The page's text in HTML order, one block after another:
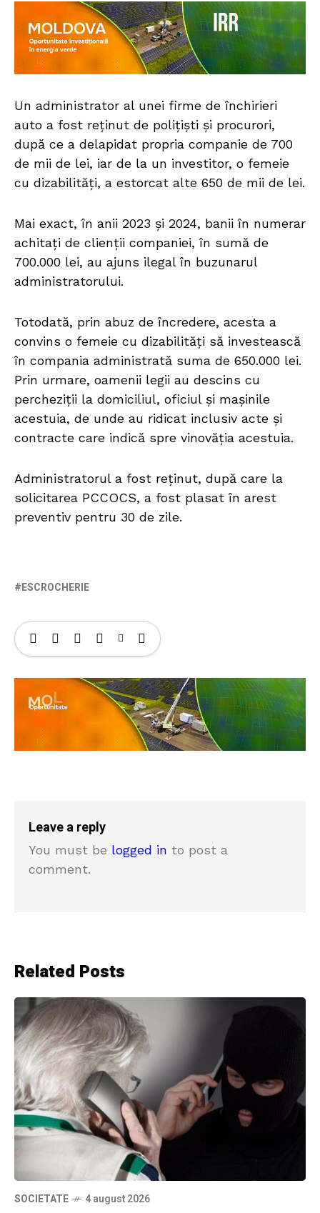
Un administrator al unei firme de închirieri
auto a fost reținut de polițiști și procurori,
după ce a delapidat propria companie de 700
de mii de lei, iar de la un investitor, o femeie
cu dizabilități, a estorcat alte 650 de mii de lei.
Mai exact, în anii 2023 și 2024, banii în numerar
achitați de clienții companiei, în sumă de
700.000 lei, au ajuns ilegal în buzunarul
administratorului.
Totodată, prin abuz de încredere, acesta a
convins o femeie cu dizabilități să investească
în compania administrată suma de 650.000 lei.
Prin urmare, oamenii legii au descins cu
percheziții la domiciliul, oficiul și mașinile
acestuia, de unde au ridicat inclusiv acte și
contracte care indică spre vinovăția acestuia.
Administratorul a fost reținut, după care la
solicitarea PCCOCS, a fost plasat în arest
preventiv pentru 30 de zile.
ESCROCHERIE
Leave a reply
You must be logged in to post a
comment.
Related Posts
SOCIETATE 4 august 2026